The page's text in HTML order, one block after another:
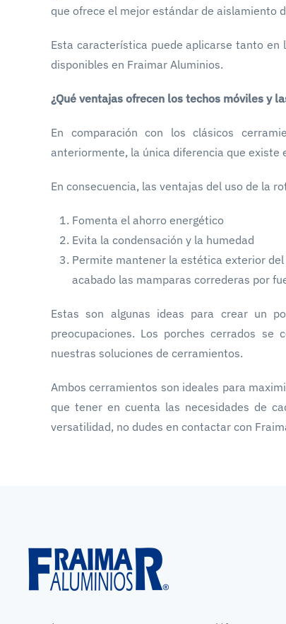
que ofrece el mejor estándar de aislamiento
Esta característica puede aplicarse tanto en
disponibles en Fraimar Aluminios.
¿Qué ventajas ofrecen los techos móviles y
En comparación con los clásicos
anteriormente, la única diferencia que existe
En consecuencia, las ventajas del uso de la
Fomenta el ahorro energético
Evita la condensación y la humedad
Permite mantener la estética exterior
acabado las mamparas correderas por
Estas son algunas ideas para crear un
preocupaciones. Los porches cerrados
nuestras soluciones de cerramientos.
Ambos cerramientos son ideales para
que tener en cuenta las necesidades de
versatilidad, no dudes en contactar con